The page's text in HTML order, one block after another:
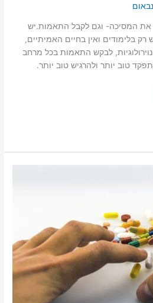
את המסיכה- וגם לקבל התאמות.יש
בלימודים ואין בחיים האמיתיים,
לבקש התאמות בכל מרחב
טוב יותר ולהרגיש טוב יותר.